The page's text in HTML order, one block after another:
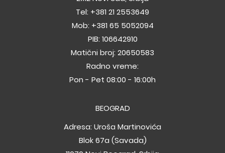
Tel: +381 21 2553649
Mob: +381 65 5052094
PIB: 106642910
Matični broj: 20650583
Radno vreme:
Pon - Pet 08:00 - 16:00h
BEOGRAD
Adresa: Uroša Martinovića
Blok 67a (Savada)